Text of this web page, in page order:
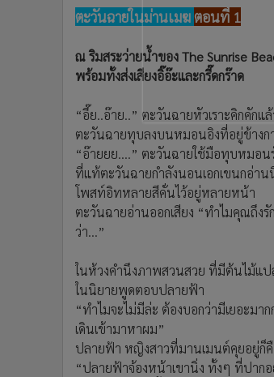
ตะวันฉายในม่านเมฆ ตอนที่ 1
ณ ริมสระว่ายน้ำของ The Sunrise
พร้อมทั้งส่งเสียงอิ๊อ๊ะและกรี๊ดกร๊าด
“อึ๊ย..อ๊าย..” ตะวันฉายหัวเราะคิกคักแ
ตะวันฉายทุบลงบนหมอนอิงที่อยู่ข้างก
“อ๊ายยย....” ตะวันฉายใช้มือทุบหมอน
ที่แท้ตะวันฉายกำลังนอนเอกเขนกอ่า
โพสท์อิทหลายสีคั่นไว้อยู่หลายหน้า
ตะวันฉายอ่านออกเสียง “ทำไมคุณถึง
ว่า...”
ในห้วงคำนึงภาพสวนสวย ที่มีต้นไม้แ
ในนิยายพูดตอบปลายฟ้า
“ทำไมจะไม่มีล่ะ ต้องบอกว่ามีเยอะม
เดินเข้ามาหาผม”
ปลายฟ้า หญิงสาวที่มานเมนต์คุยอยู่ก็
“ปลายฟ้าจ้องหน้าเขานิ่ง ทั้งๆ ที่ปากอ